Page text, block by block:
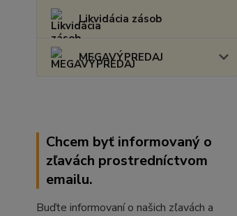
Likvidácia zásob
MEGAVÝPREDAJ
Chcem byť informovaný o
zľavách prostredníctvom
emailu.
Buďte informovaní o našich zľavách a